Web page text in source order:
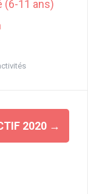
(6-11 ans)
2020 →